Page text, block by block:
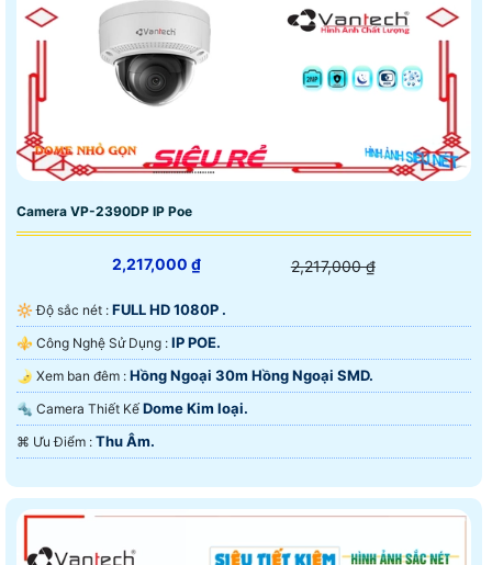
Camera VP-2390DP IP Poe
2,217,000 ₫ 2,217,000 ₫
🔆 Độ sắc nét : FULL HD 1080P .
⚜️ Công Nghệ Sử Dụng : IP POE.
🌛 Xem ban đêm : Hồng Ngoại 30m Hồng Ngoại SMD.
🔩 Camera Thiết Kế Dome Kim loại.
️⌘ Ưu Điểm : Thu Âm.